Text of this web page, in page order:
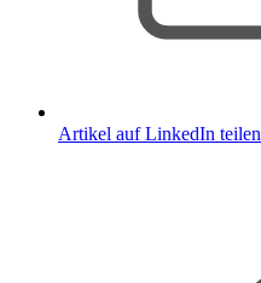
Artikel auf LinkedIn teilen